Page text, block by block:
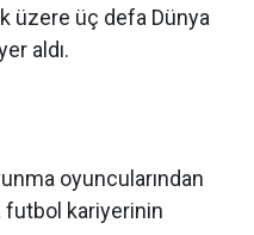
üzere üç defa Dünya
aldı.
oyuncularından
futbol kariyerinin